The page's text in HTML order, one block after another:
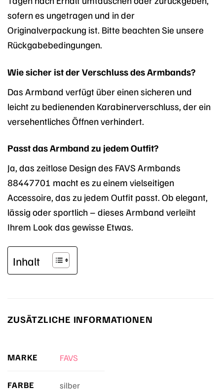
sofern es ungetragen und in der
Originalverpackung ist. Bitte beachten Sie unsere
Rückgabebedingungen.
Wie sicher ist der Verschluss des Armbands?
Das Armband verfügt über einen sicheren und
leicht zu bedienenden Karabinerverschluss, der ein
versehentliches Öffnen verhindert.
Passt das Armband zu jedem Outfit?
Ja, das zeitlose Design des FAVS Armbands
88447701 macht es zu einem vielseitigen
Accessoire, das zu jedem Outfit passt. Ob elegant,
lässig oder sportlich – dieses Armband verleiht
Ihrem Look das gewisse Etwas.
Inhalt
ZUSÄTZLICHE INFORMATIONEN
MARKE FAVS
FARBE silber